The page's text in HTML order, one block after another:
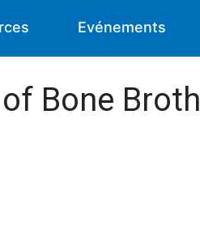
Evénements
Bone Broth